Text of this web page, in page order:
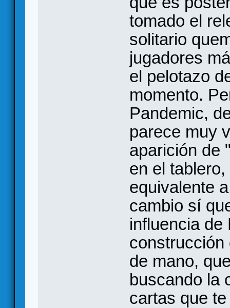
tomado el
solitario
jugadores
el pelotazo
momento.
Pandemic,
parece muy
aparición de
en el
equivalente
cambio sí
influencia de
construcción
de mano,
buscando la
cartas que